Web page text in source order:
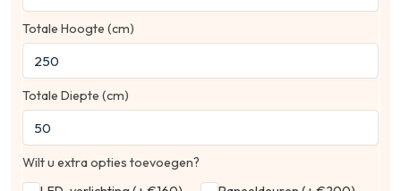
Totale Hoogte (cm)
Totale Diepte (cm)
Wilt u extra opties toevoegen?